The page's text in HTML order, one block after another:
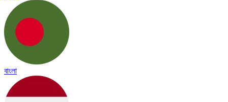
বাংলা